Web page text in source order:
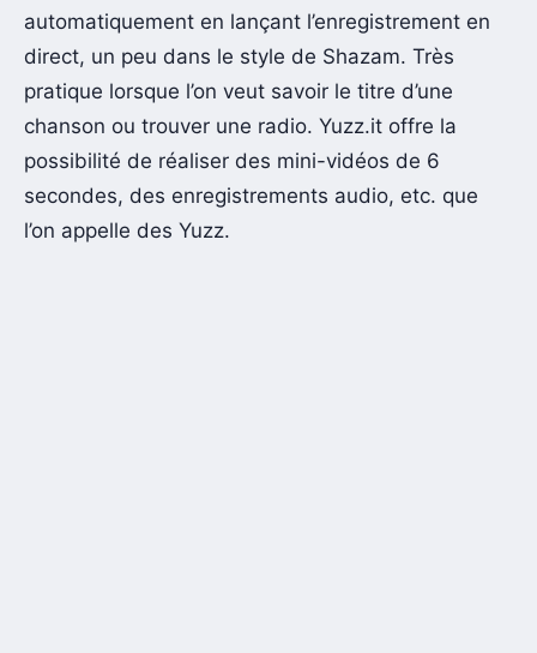
automatiquement en lançant l’enregistrement en
direct, un peu dans le style de Shazam. Très
pratique lorsque l’on veut savoir le titre d’une
chanson ou trouver une radio. Yuzz.it offre la
possibilité de réaliser des mini-vidéos de 6
secondes, des enregistrements audio, etc. que
l’on appelle des Yuzz.